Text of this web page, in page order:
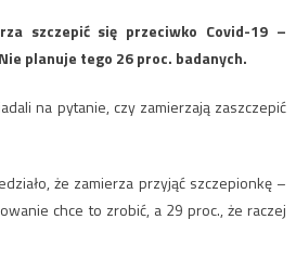
szczepić się przeciwko Covid-19 –
planuje tego 26 proc. badanych.
na pytanie, czy zamierzają zaszczepić
że zamierza przyjąć szczepionkę –
chce to zrobić, a 29 proc., że raczej